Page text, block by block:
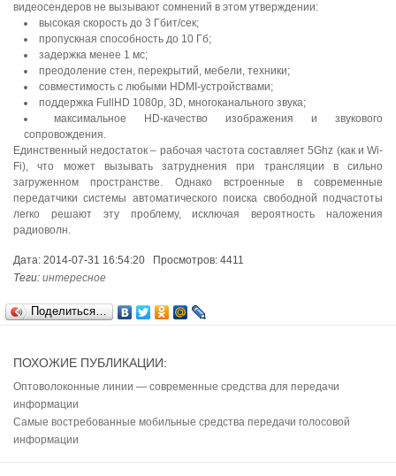
видеосендеров не вызывают сомнений в этом утверждении:
высокая скорость до 3 Гбит/сек;
пропускная способность до 10 Гб;
задержка менее 1 мс;
преодоление стен, перекрытий, мебели, техники;
совместимость с любыми HDMI-устройствами;
поддержка FullHD 1080p, 3D, многоканального звука;
максимальное HD-качество изображения и звукового
сопровождения.
Единственный недостаток – рабочая частота составляет 5Ghz (как и Wi-
Fi), что может вызывать затруднения при трансляции в сильно
загруженном пространстве. Однако встроенные в современные
передатчики системы автоматического поиска свободной подчастоты
легко решают эту проблему, исключая вероятность наложения
радиоволн.
Дата: 2014-07-31 16:54:20 Просмотров: 4411
Теги: интересное
Поделиться…
ПОХОЖИЕ ПУБЛИКАЦИИ:
Оптоволоконные линии — современные средства для передачи
информации
Самые востребованные мобильные средства передачи голосовой
информации